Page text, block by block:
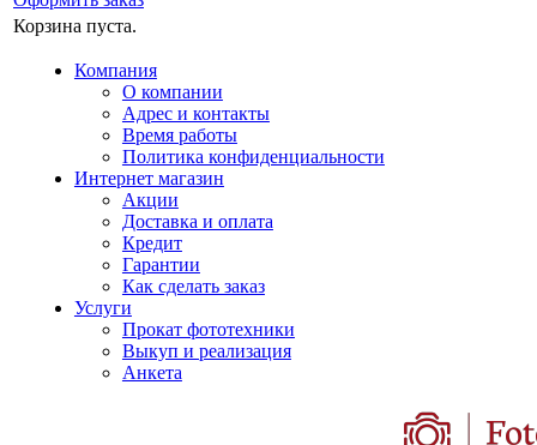
Корзина пуста.
Компания
О компании
Адрес и контакты
Время работы
Политика конфиденциальности
Интернет магазин
Акции
Доставка и оплата
Кредит
Гарантии
Как сделать заказ
Услуги
Прокат фототехники
Выкуп и реализация
Анкета